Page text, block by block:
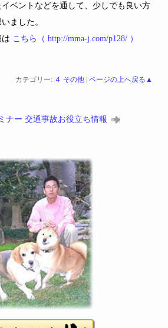
ベントなどを通して、少しでも良い方
ました。
こちら（ http://mma-j.com/p128/ ）
カテゴリー: ４ その他| ページの上へ戻る▲
ナー 交通事故お役立ち情報